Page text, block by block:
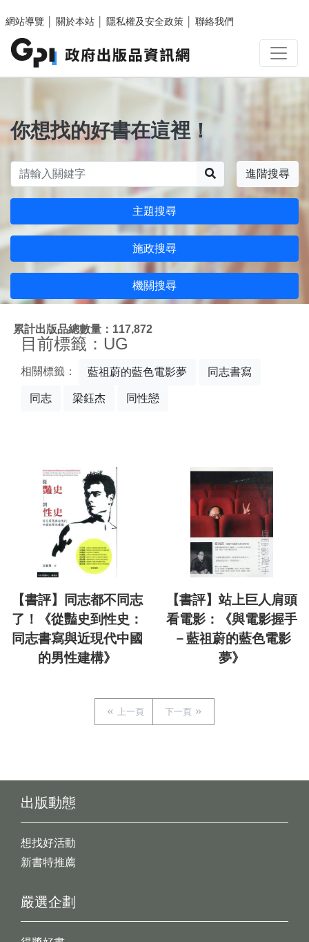
網站導覽
關於本站 隱私權及安全政策 聯絡我們
你想找的好書在這裡！
進階搜尋
主題搜尋
施政搜尋
機關搜尋
累計出版品總數量：117,872
目前標籤：UG
相關標籤： 藍祖蔚的藍色電影夢 同志書寫
同志 梁鈺杰 同性戀
【書評】同志都不同志
了！《從豔史到性史：
同志書寫與近現代中國
的男性建構》
【書評】站上巨人肩頭
看電影：《與電影握手
－藍祖蔚的藍色電影
夢》
上一頁 下一頁
出版動態
想找好活動
新書特推薦
嚴選企劃